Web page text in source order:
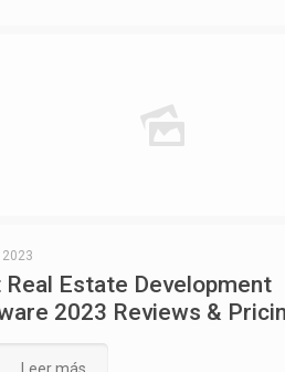
2023
Real Estate Development
2023 Reviews &